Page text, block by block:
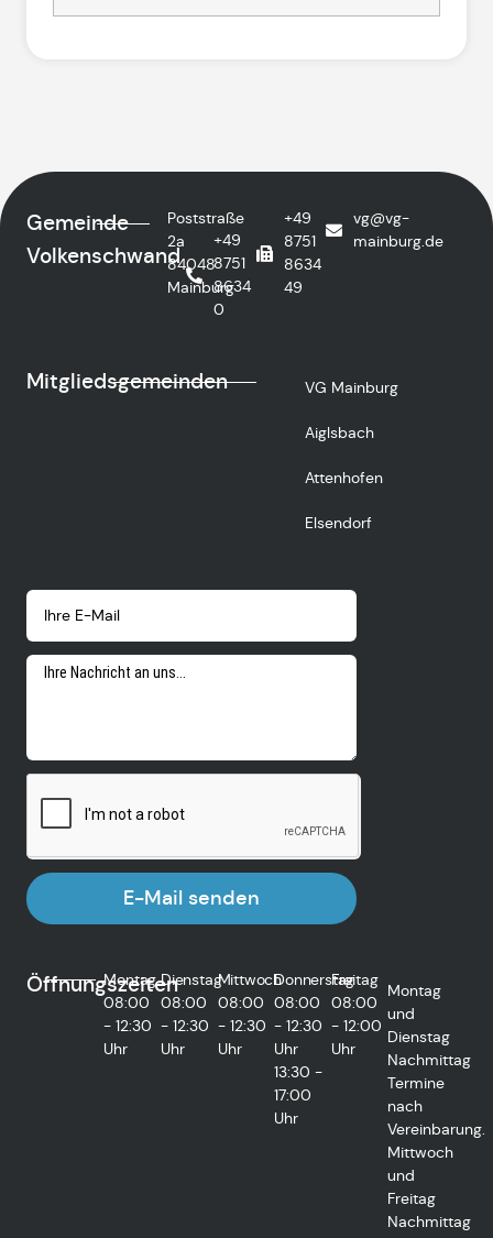
Gemeinde
Volkenschwand
Poststraße
2a
84048
Mainburg
+49
8751
8634
0
+49
8751
8634
49
vg@vg-
mainburg.de
Mitgliedsgemeinden VG Mainburg
Aiglsbach
Attenhofen
Elsendorf
E-Mail senden
Öffnungszeiten
Montag
08:00
- 12:30
Uhr
Dienstag
08:00
- 12:30
Uhr
Mittwoch
08:00
- 12:30
Uhr
Donnerstag
08:00
- 12:30
Uhr
13:30 -
17:00
Uhr
Freitag
08:00
- 12:00
Uhr
Montag
und
Dienstag
Nachmittag
Termine
nach
Vereinbarung.
Mittwoch
und
Freitag
Nachmittag